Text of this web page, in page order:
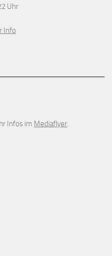
Uhr
Info
Infos im Mediaflyer.